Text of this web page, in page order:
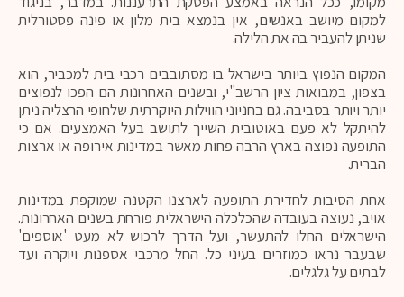
למקום מיושב באנשים, אין בנמצא בית מלון או פינה פסטורלית
שניתן להעביר בה את הלילה.
המקום הנפוץ ביותר בישראל בו מסתובבים רכבי בית למכביר, הוא
בצפון, במבואות ציון הרשב"י, ובשנים האחרונות הם הפכו לנפוצים
יותר ויותר בסביבה. גם בחניוני הווילות היוקרתית שלחופי הרצליה ניתן
להיתקל לא פעם באוטובית השייך לתושב בעל האמצעים. אם כי
התופעה נפוצה בארץ הרבה פחות מאשר במדינות אירופה או ארצות
הברית.
אחת הסיבות לחדירת התופעה לארצנו הקטנה שמוקפת במדינות
אויב, נעוצה בעובדה שהכלכלה הישראלית פורחת בשנים האחרונות.
הישראלים החלו להתעשר, ועל הדרך לרכוש לא מעט 'אוספים'
שבעבר נראו כמוזרים בעיני כל. החל מרכבי אספנות ויוקרה ועד
לבתים על גלגלים.